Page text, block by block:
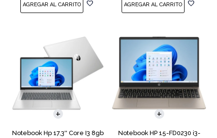
Notebook Hp 17,3'' Core I3 8gb
COMPARAR
Notebook HP 15-FD0230 i3-
COMPARAR